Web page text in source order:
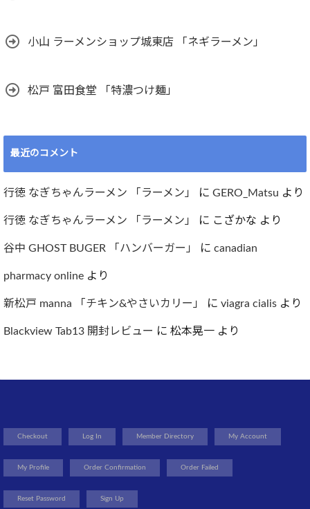
小山 ラーメンショップ城東店 「ネギラーメン」
松戸 富田食堂 「特濃つけ麺」
最近のコメント
行徳 なぎちゃんラーメン 「ラーメン」 に GERO_Matsu より
行徳 なぎちゃんラーメン 「ラーメン」 に こざかな より
谷中 GHOST BUGER 「ハンバーガー」 に canadian
pharmacy online より
新松戸 manna 「チキン&やさいカリー」 に viagra cialis より
Blackview Tab13 開封レビュー に 松本晃一 より
Checkout Log In Member Directory My Account
My Profile Order Confirmation Order Failed
Reset Password Sign Up